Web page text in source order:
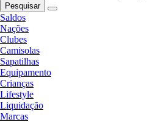
Pesquisar
Saldos
Nações
Clubes
Camisolas
Sapatilhas
Equipamento
Crianças
Lifestyle
Liquidação
Marcas